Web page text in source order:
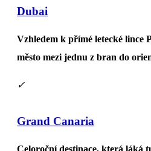
Dubai
Vzhledem k přímé letecké lince
město mezi jednu z bran do
✓
Grand Canaria
Celoroční destinace, která láká